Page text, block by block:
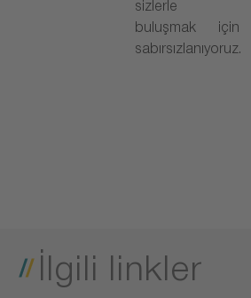
sizlerle
buluşmak için
sabırsızlanıyoruz.
İlgili linkler